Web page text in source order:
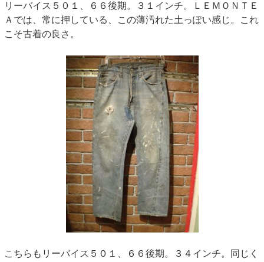
リーバイス５０１、６６後期。３１インチ。ＬＥＭＯＮＴＥ
Ａでは、常に押している、この薄汚れた土っぽい感じ。これ
こそ古着の良さ。
こちらもリーバイス５０１、６６後期。３４インチ。同じく